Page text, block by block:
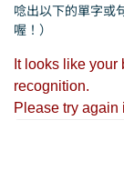
唸出以下的單字或
喔！）